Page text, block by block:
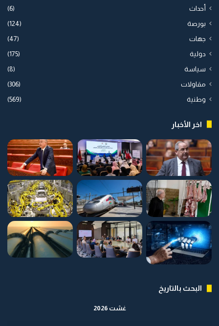
أحداث (6)
بورصة (124)
جهات (47)
دولية (175)
سياسة (8)
مقاولات (306)
وطنية (569)
اخر الأخبار
البحث بالتاريخ
غشت 2026